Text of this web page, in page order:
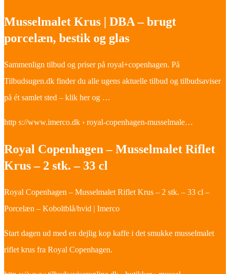
Musselmalet Krus | DBA – brugt
porcelæn, bestik og glas
Sammenlign tilbud og priser på royal+copenhagen. På
Tilbudsugen.dk finder du alle ugens aktuelle tilbud og tilbudsaviser
på ét samlet sted – klik her og …
http s://www.imerco.dk › royal-copenhagen-musselmale…
Royal Copenhagen – Musselmalet Riflet
Krus – 2 stk. – 33 cl
Royal Copenhagen – Musselmalet Riflet Krus – 2 stk. – 33 cl –
Porcelæn – Koboltblå/hvid | Imerco
Start dagen ud med en dejlig kop kaffe i det smukke musselmalet
riflet krus fra Royal Copenhagen.